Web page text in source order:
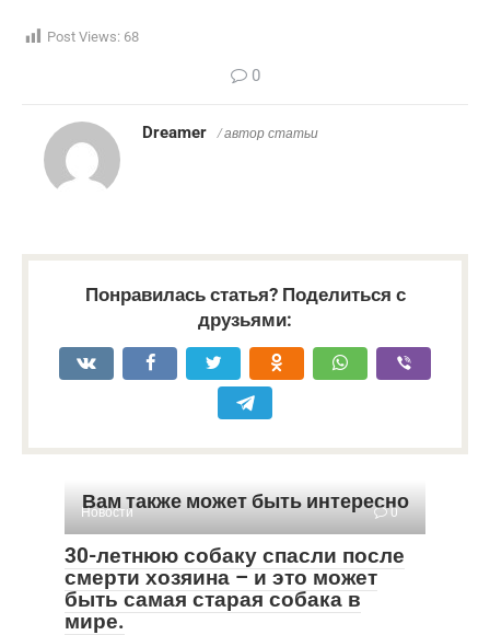
Post Views: 68
0
Dreamer / автор статьи
Понравилась статья? Поделиться с
друзьями:
Вам также может быть интересно
Новости 0
30-летнюю собаку спасли после
смерти хозяина – и это может
быть самая старая собака в
мире.